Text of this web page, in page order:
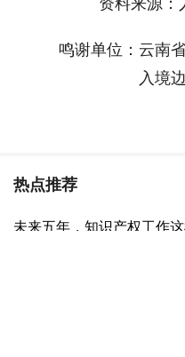
资料来源：
鸣谢单位：云南
入境
热点推荐
未来五年，知识产权工作